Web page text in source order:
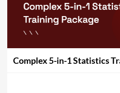
Complex 5-in-1 Statistics